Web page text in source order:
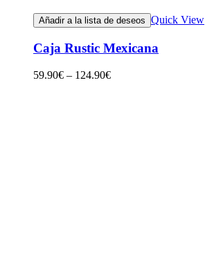
Añadir a la lista de deseos Quick View
Caja Rustic Mexicana
59.90€ – 124.90€